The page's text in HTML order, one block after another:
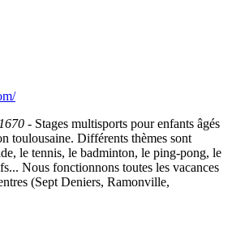
- Stages multisports pour enfants âgés
toulousaine. Différents thèmes sont
le tennis, le badminton, le ping-pong, le
Nous fonctionnons toutes les vacances
(Sept Deniers, Ramonville,